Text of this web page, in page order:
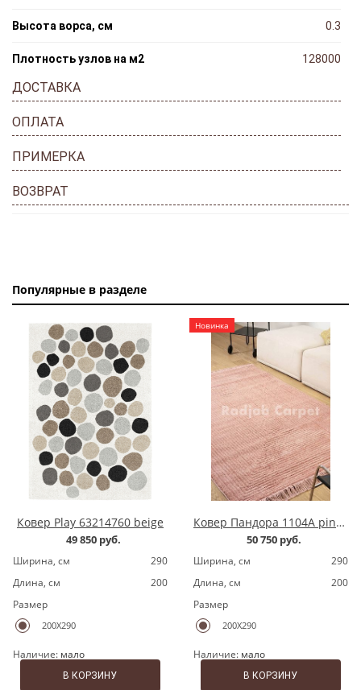
Высота ворса, см 0.3
Плотность узлов на м2 128000
ДОСТАВКА
ОПЛАТА
ПРИМЕРКА
ВОЗВРАТ
Популярные в разделе
Ковер Play 63214760 beige
49 850 руб.
Ширина, cм
290
Длина, cм
200
Размер
200X290
Наличие: мало
В КОРЗИНУ
Новинка
Ковер Пандора 1104A pink/pink
50 750 руб.
Ширина, cм
290
Длина, cм
200
Размер
200X290
Наличие: мало
В КОРЗИНУ